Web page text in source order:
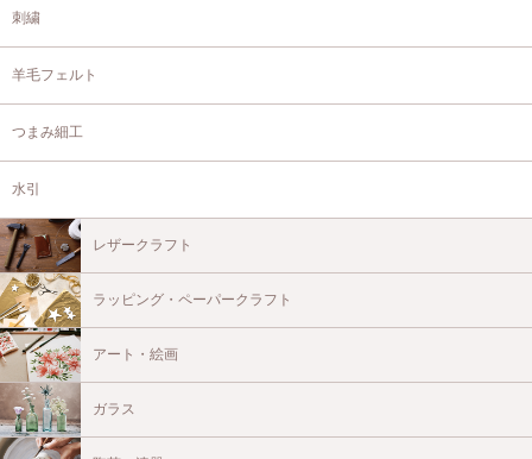
刺繍
羊毛フェルト
つまみ細工
水引
レザークラフト
ラッピング・ペーパークラフト
アート・絵画
ガラス